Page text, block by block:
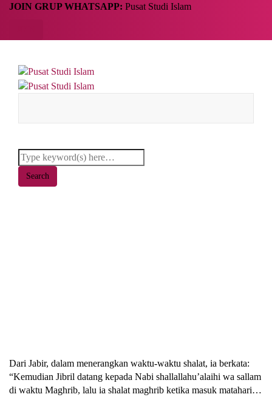
JOIN GRUP WHATSAPP: Pusat Studi Islam
Dari Jabir, dalam menerangkan waktu-waktu shalat, ia berkata:
“Kemudian Jibril datang kepada Nabi shallallahu’alaihi wa sallam
di waktu Maghrib, lalu ia shalat maghrib ketika masuk matahari…